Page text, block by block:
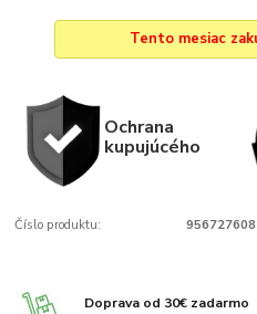
Tento mesiac
Ochrana
kupujúcého
Číslo produktu:
Doprava od 30€ zadarmo